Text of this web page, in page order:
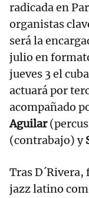
radicada en
organistas
será la
julio en
jueves 3 el
actuará por
acompañado
Aguilar
(contrabajo) y
Tras
jazz latino